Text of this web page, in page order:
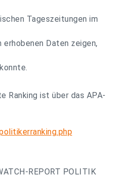
Tageszeitungen im
erhobenen Daten zeigen,
Ranking ist über das APA-
REPORT POLITIK